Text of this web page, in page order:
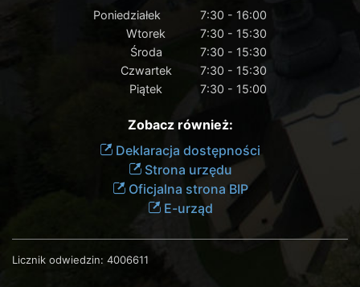
Poniedziałek
7:30 - 16:00
Wtorek
7:30 - 15:30
Środa
7:30 - 15:30
Czwartek
7:30 - 15:30
Piątek
7:30 - 15:00
Zobacz również:
Deklaracja dostępności
Strona urzędu
Oficjalna strona BIP
E-urząd
Licznik odwiedzin: 4006611